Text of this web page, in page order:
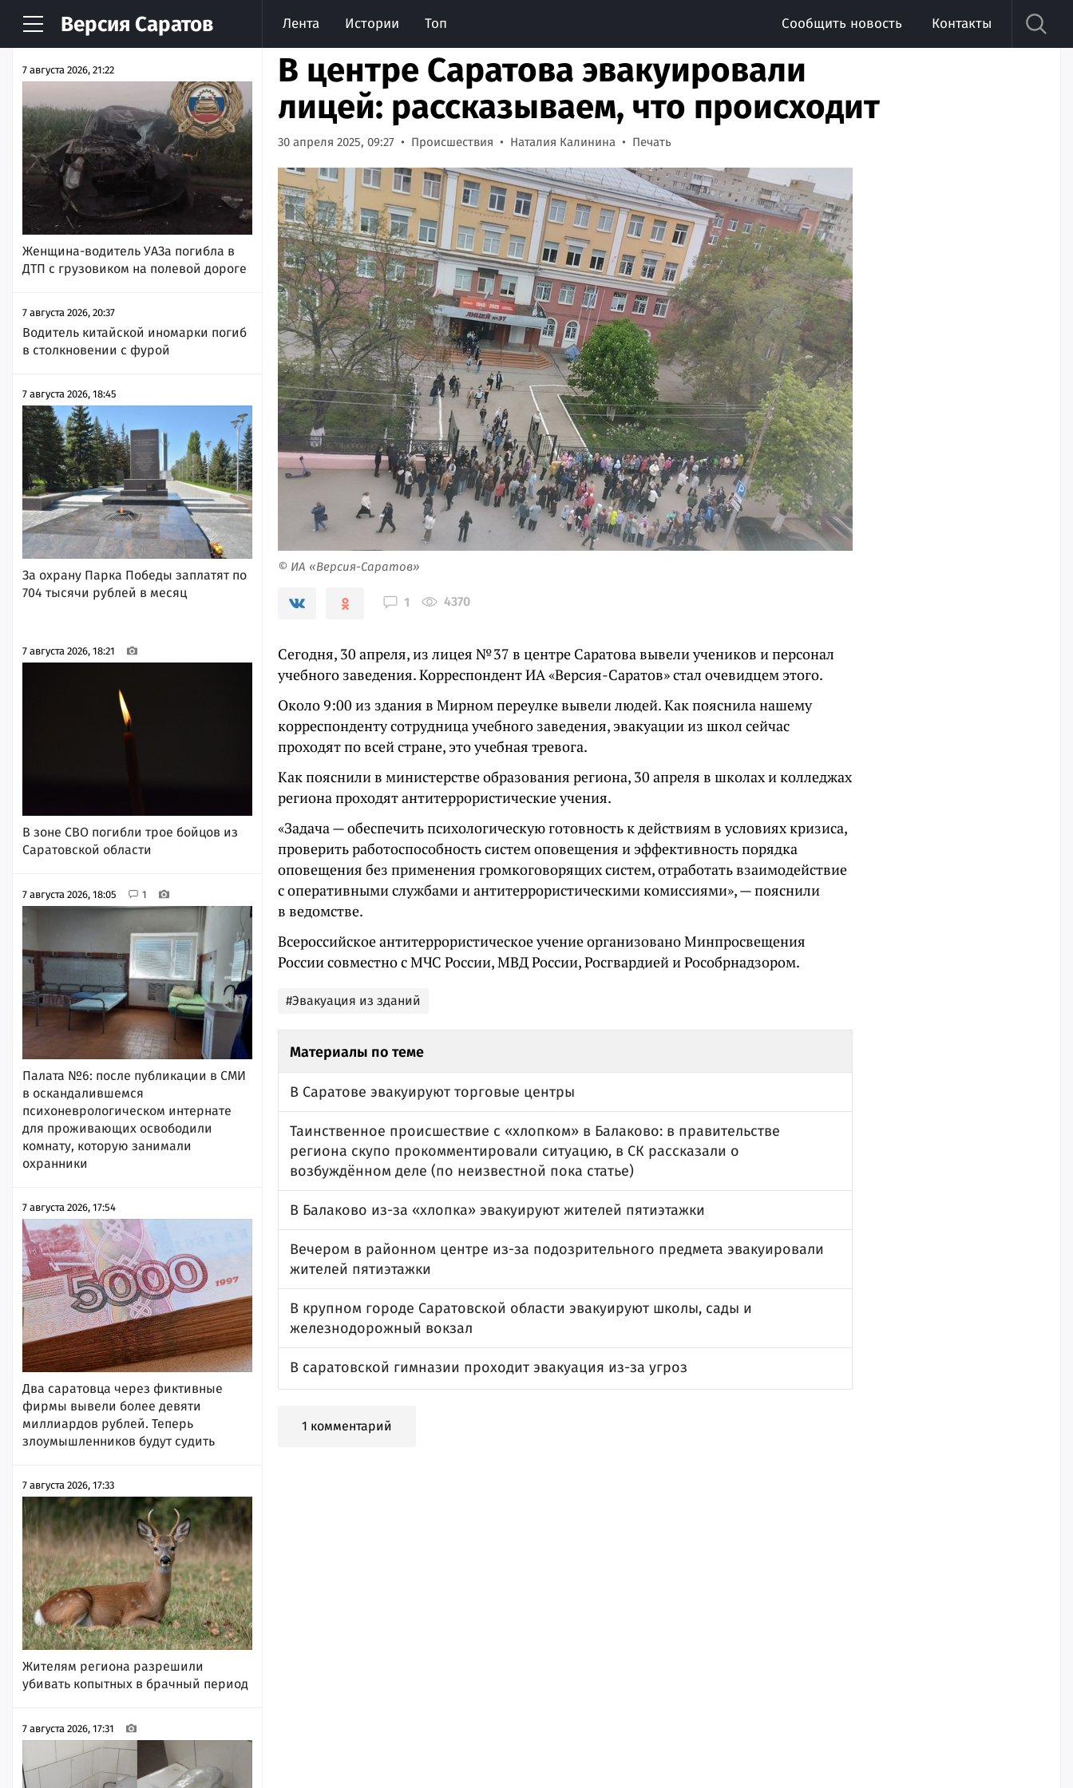
Версия Саратов Лента Истории Топ Сообщить новость Контакты
НОВОСТИ АРХИВ
7 августа 2026, 21:22
Женщина-водитель УАЗа погибла в
ДТП с грузовиком на полевой дороге
7 августа 2026, 20:37
Водитель китайской иномарки погиб
в столкновении с фурой
7 августа 2026, 18:45
За охрану Парка Победы заплатят по
704 тысячи рублей в месяц
7 августа 2026, 18:21
В зоне СВО погибли трое бойцов из
Саратовской области
7 августа 2026, 18:05 1
Палата №6: после публикации в СМИ
в оскандалившемся
психоневрологическом интернате
для проживающих освободили
комнату, которую занимали
охранники
7 августа 2026, 17:54
Два саратовца через фиктивные
фирмы вывели более девяти
миллиардов рублей. Теперь
злоумышленников будут судить
7 августа 2026, 17:33
Жителям региона разрешили
убивать копытных в брачный период
7 августа 2026, 17:31
В центре Саратова эвакуировали
лицей: рассказываем, что происходит
30 апреля 2025, 09:27 Происшествия Наталия Калинина Печать
© ИА «Версия-Саратов»
1 4370
Сегодня, 30 апреля, из лицея № 37 в центре Саратова вывели учеников и персонал
учебного заведения. Корреспондент ИА «Версия-Саратов» стал очевидцем этого.
Около 9:00 из здания в Мирном переулке вывели людей. Как пояснила нашему
корреспонденту сотрудница учебного заведения, эвакуации из школ сейчас
проходят по всей стране, это учебная тревога.
Как пояснили в министерстве образования региона, 30 апреля в школах и колледжах
региона проходят антитеррористические учения.
«Задача — обеспечить психологическую готовность к действиям в условиях кризиса,
проверить работоспособность систем оповещения и эффективность порядка
оповещения без применения громкоговорящих систем, отработать взаимодействие
с оперативными службами и антитеррористическими комиссиями», — пояснили
в ведомстве.
Всероссийское антитеррористическое учение организовано Минпросвещения
России совместно с МЧС России, МВД России, Росгвардией и Рособрнадзором.
#Эвакуация из зданий
Материалы по теме
В Саратове эвакуируют торговые центры
Таинственное происшествие с «хлопком» в Балаково: в правительстве
региона скупо прокомментировали ситуацию, в СК рассказали о
возбуждённом деле (по неизвестной пока статье)
В Балаково из-за «хлопка» эвакуируют жителей пятиэтажки
Вечером в районном центре из-за подозрительного предмета эвакуировали
жителей пятиэтажки
В крупном городе Саратовской области эвакуируют школы, сады и
железнодорожный вокзал
В саратовской гимназии проходит эвакуация из-за угроз
1 комментарий